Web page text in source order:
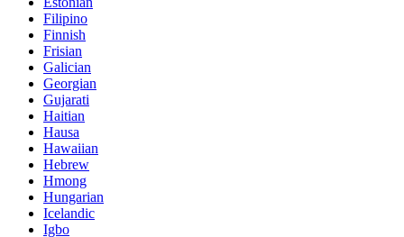
Filipino
Finnish
Frisian
Galician
Georgian
Gujarati
Haitian
Hausa
Hawaiian
Hebrew
Hmong
Hungarian
Icelandic
Igbo